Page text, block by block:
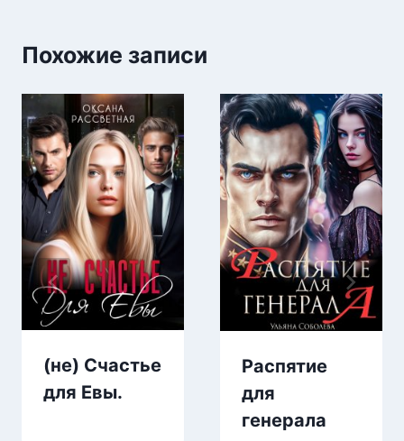
Похожие записи
(не) Счастье
для Евы.
Распятие
для
генерала